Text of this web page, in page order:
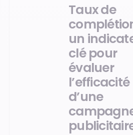
Taux de
un
clé pour
évaluer
l’efficacité
d’une